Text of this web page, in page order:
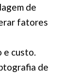
de
fatores
e custo.
de